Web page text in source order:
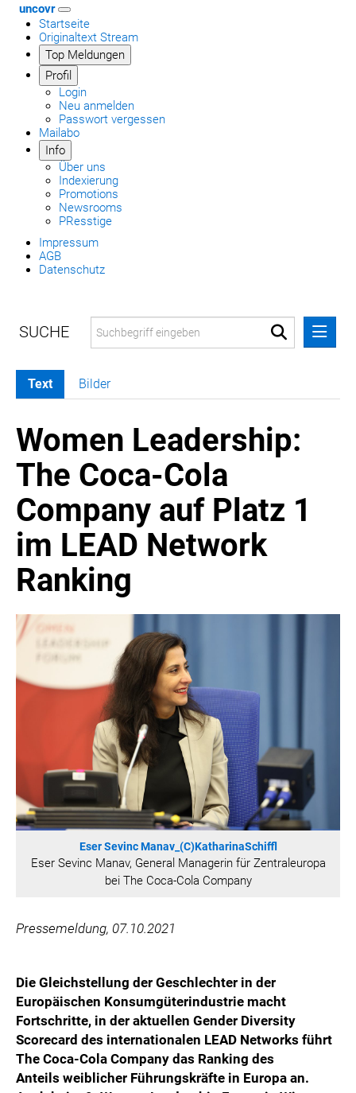
uncovr
Startseite
Originaltext Stream
Top Meldungen
Profil
Login
Neu anmelden
Passwort vergessen
Mailabo
Info
Über uns
Indexierung
Promotions
Newsrooms
PResstige
Impressum
AGB
Datenschutz
MELDUNGEN
COCA-COLA
COCA-COLA HBC ÖSTERREICH
RÖMERQUELLE
ÖSTERREICHISCHE SPORTHILFE
KESCH
BARFLY'S CLUB
CULINARIUS
RECYCLEMICH-INITIATIVE
VIER HOCH VIER
WILHELM-EXNER-MEDAILLEN STIFTUNG
ADMIRAL SPORTWETTEN
EWP RECYCLING PFAND ÖSTERREICH
ANNEMARIE CHARITY
IMPERIAL MARKETS
TRÄGERVEREIN EINWEGPFAND
SPECIAL OLYMPICS ÖSTERREICH
MEDIA
COCA COLA
PRESSEKONTAKT
Text Bilder
Women Leadership:
The Coca-Cola
Company auf Platz 1
im LEAD Network
Ranking
Eser Sevinc Manav_(C)KatharinaSchiffl
Eser Sevinc Manav, General Managerin für Zentraleuropa
bei The Coca-Cola Company
Pressemeldung, 07.10.2021
Die Gleichstellung der Geschlechter in der
Europäischen Konsumgüterindustrie macht
Fortschritte, in der aktuellen Gender Diversity
Scorecard des internationalen LEAD Networks führt
The Coca-Cola Company das Ranking des
Anteils weiblicher Führungskräfte in Europa an.